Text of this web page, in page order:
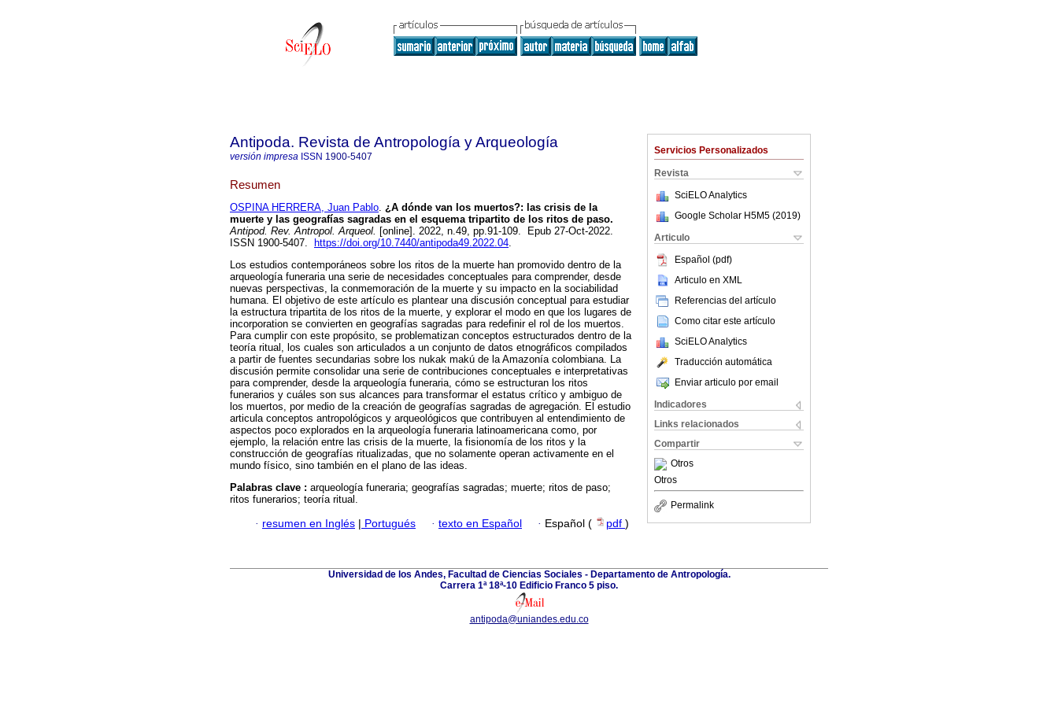
Servicios Personalizados
Revista
SciELO Analytics
Google Scholar H5M5 (2019)
Articulo
Español (pdf)
Articulo en XML
Referencias del artículo
Como citar este artículo
SciELO Analytics
Traducción automática
Enviar articulo por email
Indicadores
Links relacionados
Compartir
Otros
Otros
Permalink
Antipoda. Revista de Antropología y Arqueología
versión impresa ISSN 1900-5407
Resumen
OSPINA HERRERA, Juan Pablo. ¿A dónde van los muertos?: las crisis de la
muerte y las geografías sagradas en el esquema tripartito de los ritos de paso.
Antipod. Rev. Antropol. Arqueol. [online]. 2022, n.49, pp.91-109. Epub 27-Oct-2022.
ISSN 1900-5407.
https://doi.org/10.7440/antipoda49.2022.04.
Los estudios contemporáneos sobre los ritos de la muerte han promovido dentro de la
arqueología funeraria una serie de necesidades conceptuales para comprender, desde
nuevas perspectivas, la conmemoración de la muerte y su impacto en la sociabilidad
humana. El objetivo de este artículo es plantear una discusión conceptual para estudiar
la estructura tripartita de los ritos de la muerte, y explorar el modo en que los lugares de
incorporation se convierten en geografías sagradas para redefinir el rol de los muertos.
Para cumplir con este propósito, se problematizan conceptos estructurados dentro de la
teoría ritual, los cuales son articulados a un conjunto de datos etnográficos compilados
a partir de fuentes secundarias sobre los nukak makú de la Amazonía colombiana. La
discusión permite consolidar una serie de contribuciones conceptuales e interpretativas
para comprender, desde la arqueología funeraria, cómo se estructuran los ritos
funerarios y cuáles son sus alcances para transformar el estatus crítico y ambiguo de
los muertos, por medio de la creación de geografías sagradas de agregación. El estudio
articula conceptos antropológicos y arqueológicos que contribuyen al entendimiento de
aspectos poco explorados en la arqueología funeraria latinoamericana como, por
ejemplo, la relación entre las crisis de la muerte, la fisionomía de los ritos y la
construcción de geografías ritualizadas, que no solamente operan activamente en el
mundo físico, sino también en el plano de las ideas.
Palabras clave : arqueología funeraria; geografías sagradas; muerte; ritos de paso;
ritos funerarios; teoría ritual.
· resumen en Inglés | Portugués · texto en Español · Español ( pdf )
Universidad de los Andes, Facultad de Ciencias Sociales - Departamento de Antropología.
Carrera 1ª 18ª-10 Edificio Franco 5 piso.
antipoda@uniandes.edu.co